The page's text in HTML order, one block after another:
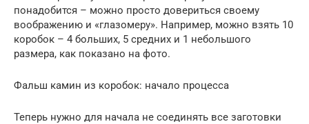
понадобится – можно просто довериться своему
воображению и «глазомеру». Например, можно взять 10
коробок – 4 больших, 5 средних и 1 небольшого
размера, как показано на фото.
Фальш камин из коробок: начало процесса
Теперь нужно для начала не соединять все заготовки